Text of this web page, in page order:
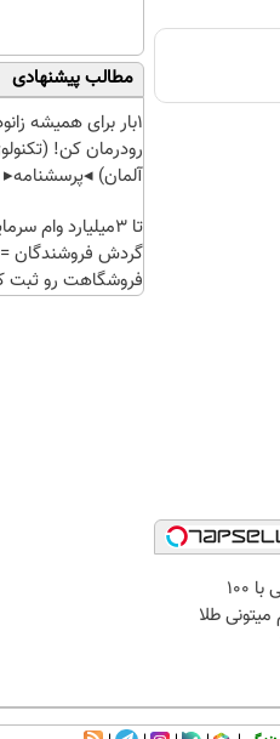
میدونستی حتی با ۱۰۰
طلا
مطالب پیشنهادی
1بار برای همیشه
رودرمان کن!
آلمان) ◂پرسشنامه▸
تا 3میلیارد وام
گردش فروشندگان
فروشگاهت رو ثبت